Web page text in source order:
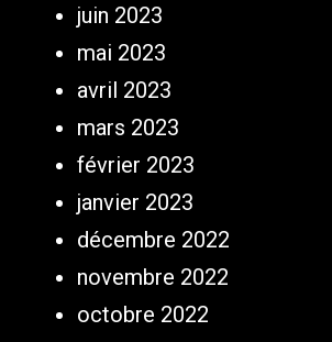
juin 2023
mai 2023
avril 2023
mars 2023
février 2023
janvier 2023
décembre 2022
novembre 2022
octobre 2022